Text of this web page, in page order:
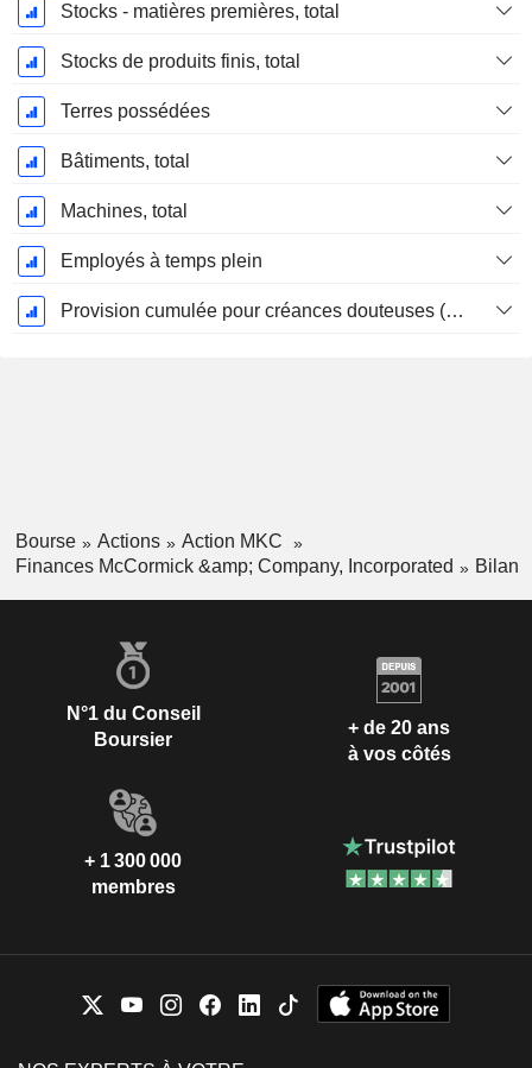
Stocks - matières premières, total
Stocks de produits finis, total
Terres possédées
Bâtiments, total
Machines, total
Employés à temps plein
Provision cumulée pour créances douteuses (Supple)
Bourse Actions
Action MKC
Finances McCormick &amp; Company, Incorporated
Bilan
N°1 du Conseil
Boursier
+ de 20 ans
à vos côtés
+ 1 300 000
membres